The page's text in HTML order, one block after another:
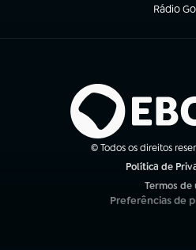
Rádio
(abre em
© Todos os direitos
Política de
Termos de
(abre em
Preferências de